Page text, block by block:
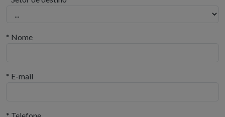
* Nome
* E-mail
* Telefone